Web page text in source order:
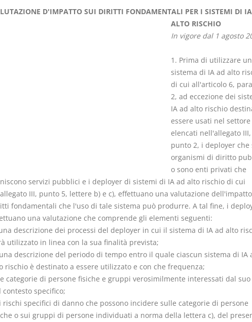
D'IMPATTO SUI DIRITTI FONDAMENTALI PER I SISTEMI DI
ALTO RISCHIO
In vigore dal 1 agosto
1. Prima di utilizzare un
sistema di IA ad alto
di cui all'articolo 6,
2, ad eccezione dei
IA ad alto rischio
essere usati nel settore
elencati nell'allegato III,
punto 2, i deployer che
organismi di diritto
o sono enti privati che
servizi pubblici e i deployer di sistemi di IA ad alto rischio di cui
III, punto 5, lettere b) e c), effettuano una valutazione
fondamentali che l'uso di tale sistema può produrre. A tal fine, i
una valutazione che comprende gli elementi seguenti:
descrizione dei processi del deployer in cui il sistema di IA ad alto
utilizzato in linea con la sua finalità prevista;
descrizione del periodo di tempo entro il quale ciascun sistema di IA
rischio è destinato a essere utilizzato e con che frequenza;
categorie di persone fisiche e gruppi verosimilmente interessati dal suo
contesto specifico;
rischi specifici di danno che possono incidere sulle categorie di persone
o sui gruppi di persone individuati a norma della lettera c), del
Le Società di
Persone
D. Minussi
Versione
(iva incl.)